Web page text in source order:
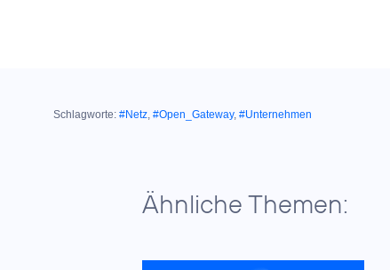
Schlagworte: #Netz, #Open_Gateway, #Unternehmen
Ähnliche Themen: